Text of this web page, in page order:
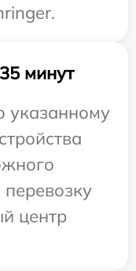
минут
указанному
центр